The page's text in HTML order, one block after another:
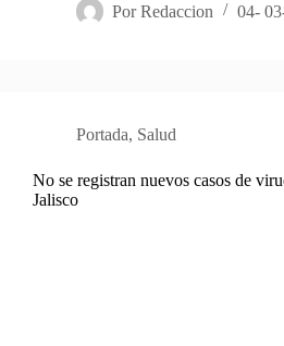
Por Redaccion 04-
Portada, Salud
No se registran nuevos casos de
Jalisco